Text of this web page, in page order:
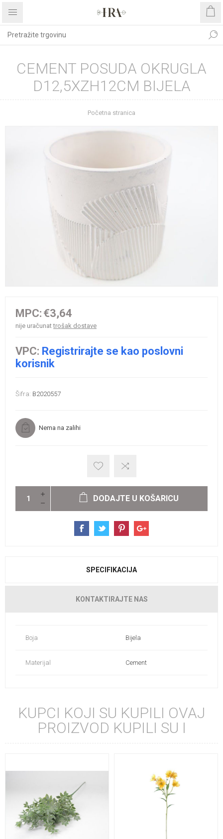
CEMENT POSUDA OKRUGLA
D12,5XZH12CM BIJELA
Početna stranica
MPC: €3,64
nije uračunattrošak dostave
VPC: Registrirajte se kao poslovni
korisnik
Šifra: B2020557
Nema na zalihi
DODAJTE U KOŠARICU
SPECIFIKACIJA
KONTAKTIRAJTE NAS
Boja Bijela
Materijal Cement
KUPCI KOJI SU KUPILI OVAJ
PROIZVOD KUPILI SU I